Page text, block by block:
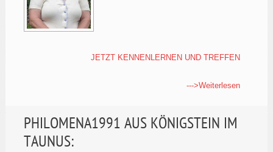
JETZT KENNENLERNEN UND TREFFEN
--->Weiterlesen
PHILOMENA1991 AUS KÖNIGSTEIN IM
TAUNUS: